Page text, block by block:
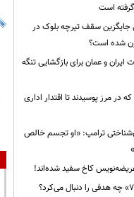
است
جایگزین سقف تیرچه بلوک در
شده است؟
ایران و عمان برای بازگشایی تنگه
در مرز پوسیدند تا اقتدار اداری
ترامپ: «او تجسم خالص
کاخ سفید شده‌اند!